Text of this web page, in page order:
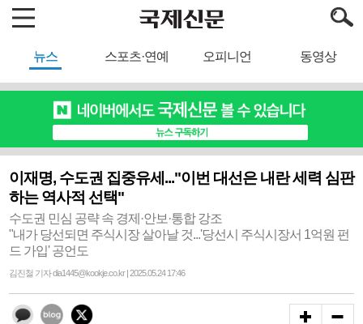
뉴스 스포츠·연예 오피니언 동영상
이재명, 수도권 집중유세..."이번 대선은 내란 세력 심판
하는 역사적 선택"
수도권 민심 공략 속 경제·안보·통합 강조
"내가 당선되면 주식시장 살아날 것...'당선시 주식시장서 1억원 펀
드 가입' 공언도
김진철 기자 dia1445@kookje.co.kr | 2025.05.24 17:46